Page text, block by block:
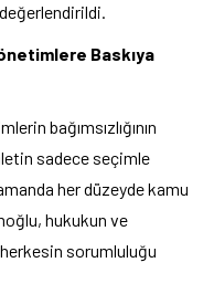
Baskıya
bağımsızlığının
sadece seçimle
her düzeyde kamu
hukukun ve
sorumluluğu